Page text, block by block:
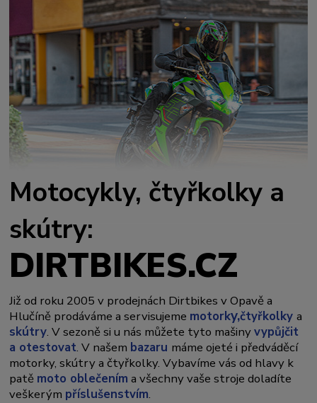
Motocykly, čtyřkolky a
skútry:
DIRTBIKES.CZ
Již od roku 2005 v prodejnách Dirtbikes v Opavě a
Hlučíně prodáváme a servisujeme motorky,čtyřkolkya
skútry. V sezoně si u nás můžete tyto mašinyvypůjčit
a otestovat. V našem bazaru máme ojeté i předváděcí
motorky, skútry a čtyřkolky. Vybavíme vás od hlavy k
patě moto oblečením a všechny vaše stroje doladíte
veškerým příslušenstvím.